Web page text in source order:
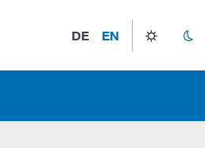
DE EN light_mode dark_mode